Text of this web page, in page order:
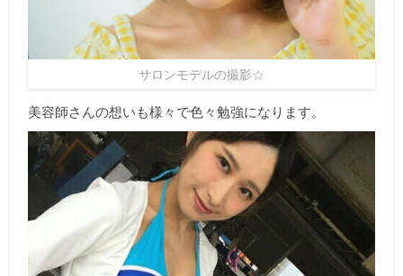
サロンモデルの撮影☆
美容師さんの想いも様々で色々勉強になります。